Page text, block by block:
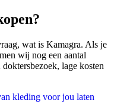
wat is Kamagra. Als je
wij nog een aantal
lage kosten
kleding voor jou laten